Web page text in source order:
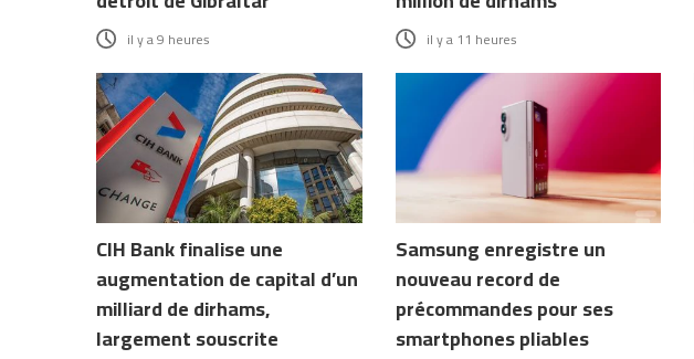
il y a 9 heures il y a 11 heures
CIH Bank finalise une
augmentation de capital d’un
milliard de dirhams,
largement souscrite
Samsung enregistre un
nouveau record de
précommandes pour ses
smartphones pliables